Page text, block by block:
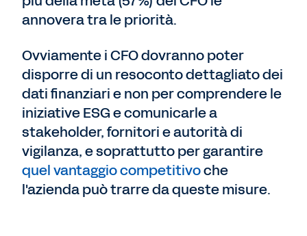
annovera tra le priorità.
Ovviamente i CFO dovranno poter
disporre di un resoconto dettagliato dei
dati finanziari e non per comprendere le
iniziative ESG e comunicarle a
stakeholder, fornitori e autorità di
vigilanza, e soprattutto per garantire
quel vantaggio competitivoche
l'azienda può trarre da queste misure.